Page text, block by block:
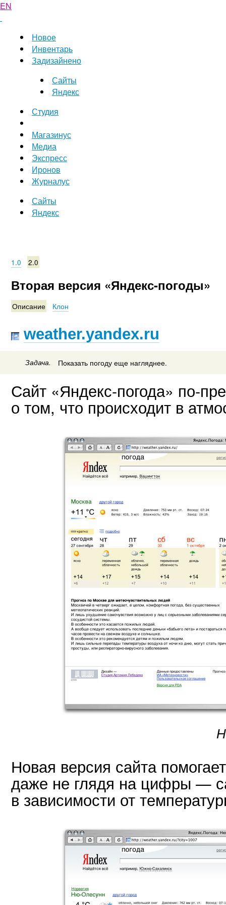
EN
Новое
Инвентарь
Задизайнено
Сайты
Яндекс
Студия
Магазинус
Медиа
Экспресс
Иронов
Журналус
Сайты
Яндекс
1.0 2.0
Вторая версия «Яндекс-погоды»
Описание Клон
weather.yandex.ru
Задача. Показать погоду еще нагляднее.
Сайт «Яндекс-погода» по-
о том, что происходит в
Новая версия сайта
даже не глядя на цифры —
в зависимости от